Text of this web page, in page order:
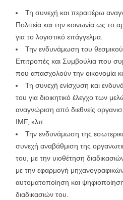
Τη συνεχή και περαιτέρω
Πολιτεία και την κοινωνία ως το
για το λογιστικό επάγγελμα.
Την ενδυνάμωση του
Επιτροπές και Συμβούλια που
που απασχολούν την οικονομία
Τη συνεχή ενίσχυση και
του για διοικητικό έλεγχο των
αναγνώριση από διεθνείς
IMF, κλπ.
Την ενδυνάμωση της
συνεχή αναβάθμιση της
του, με την υιοθέτηση
με την εφαρμογή
αυτοματοποίηση και
διαδικασιών του.